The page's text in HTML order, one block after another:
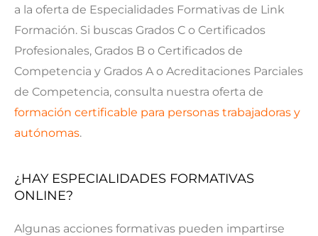
a la oferta de Especialidades Formativas de Link
Formación. Si buscas Grados C o Certificados
Profesionales, Grados B o Certificados de
Competencia y Grados A o Acreditaciones Parciales
de Competencia, consulta nuestra oferta de
formación certificable para personas trabajadoras y
autónomas.
¿HAY ESPECIALIDADES FORMATIVAS
ONLINE?
Algunas acciones formativas pueden impartirse